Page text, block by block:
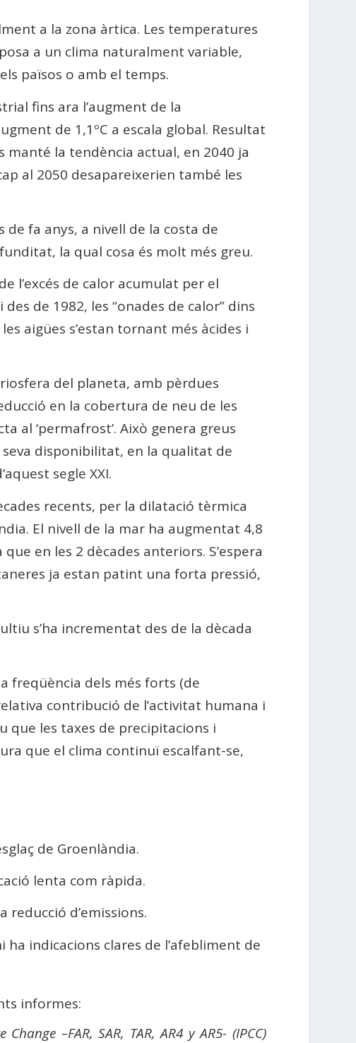
a la zona àrtica. Les temperatures
a un clima naturalment variable,
països o amb el temps.
fins ara l’augment de la
de 1,1ºC a escala global. Resultat
la tendència actual, en 2040 ja
al 2050 desapareixerien també les
de fa anys, a nivell de la costa de
la qual cosa és molt més greu.
l’excés de calor acumulat per el
de 1982, les “onades de calor” dins
aigües s’estan tornant més àcides i
del planeta, amb pèrdues
en la cobertura de neu de les
al ‘permafrost’. Això genera greus
disponibilitat, en la qualitat de
segle XXI.
recents, per la dilatació tèrmica
El nivell de la mar ha augmentat 4,8
en les 2 dècades anteriors. S’espera
ja estan patint una forta pressió,
s’ha incrementat des de la dècada
freqüència dels més forts (de
contribució de l’activitat humana i
que les taxes de precipitacions i
que el clima continuï escalfant-se,
de Groenlàndia.
lenta com ràpida.
d’emissions.
ha indicacions clares de l’afebliment de
informes:
–FAR, SAR, TAR, AR4 y AR5- (IPCC)